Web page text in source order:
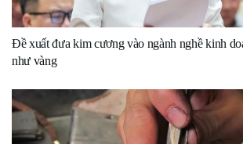
Đề xuất đưa kim cương vào ngành nghề kinh
như vàng